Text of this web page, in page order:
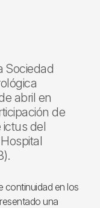
Sociedad
abril en
de
del
continuidad en los
una